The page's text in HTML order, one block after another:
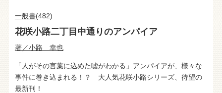
一般書(482)
花咲小路二丁目中通りのアンパイア
著／小路 幸也
「人がその言葉に込めた嘘がわかる」アンパイアが、様々な
事件に巻き込まれる！？ 大人気花咲小路シリーズ、待望の
最新刊！